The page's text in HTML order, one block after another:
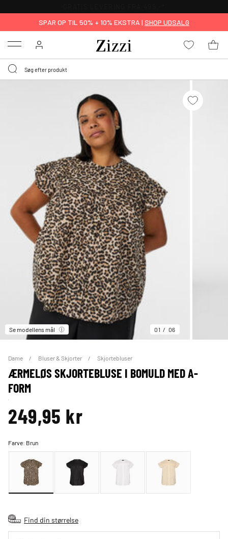
SPAR OP TIL 50% + 10% EKSTRA | SHOP UDSALG
Menu
Se modellens mål 01 06
Dame Bluser & Skjorter Skjortebluser
ÆRMELØS SKJORTEBLUSE I BOMULD MED A-
FORM
249,95 kr
Farve: Brun
Find din størrelse